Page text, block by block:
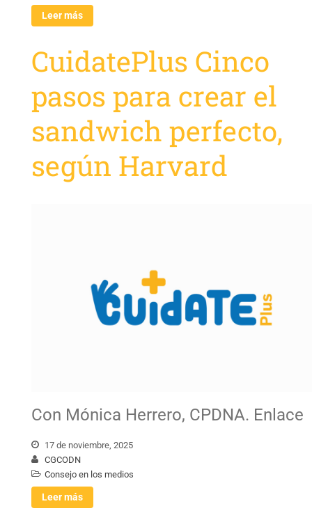
Leer más
CuidatePlus Cinco
pasos para crear el
sandwich perfecto,
según Harvard
Con Mónica Herrero, CPDNA. Enlace
17 de noviembre, 2025
CGCODN
Consejo en los medios
Leer más